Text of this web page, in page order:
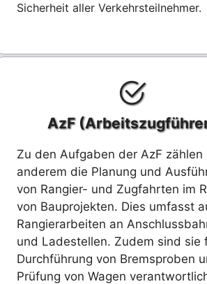
Sicherheit aller Verkehrsteilnehmer.
AzF
Zu den Aufgaben der AzF zählen
anderem die Planung und
von Rangier- und Zugfahrten im
von Bauprojekten. Dies umfasst
Rangierarbeiten an
und Ladestellen. Zudem sind sie
Durchführung von Bremsproben
Prüfung von Wagen